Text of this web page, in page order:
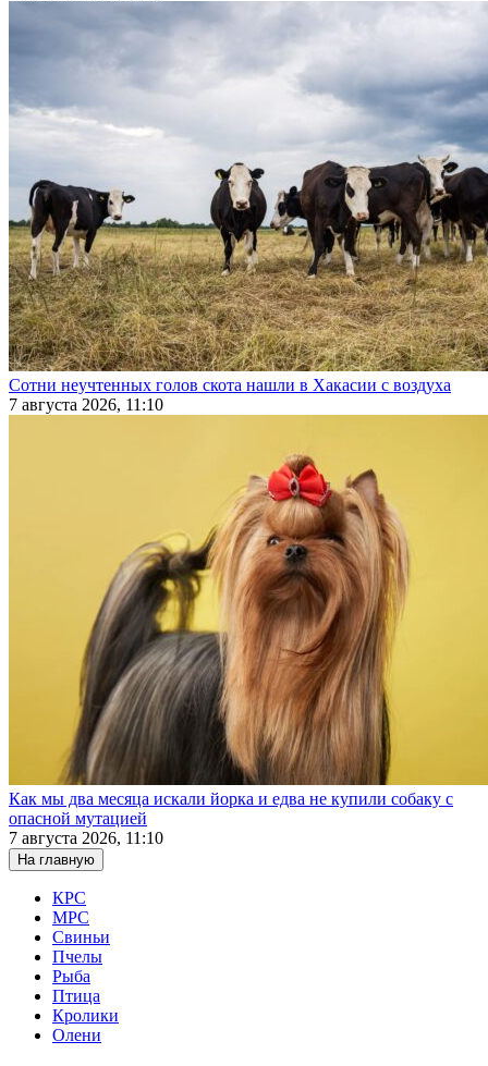
Сотни неучтенных голов скота нашли в Хакасии с воздуха
7 августа 2026, 11:10
Как мы два месяца искали йорка и едва не купили собаку с
опасной мутацией
7 августа 2026, 11:10
На главную
КРС
МРС
Свиньи
Пчелы
Рыба
Птица
Кролики
Олени